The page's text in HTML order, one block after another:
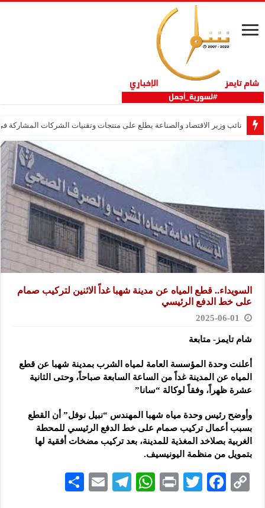
نائب وزير الاقتصاد والصناعة يطلع على منتجات وتقنيات الشركات المشاركة في
السويداء.. قطع المياه عن مدينة شهبا غداً الاثنين لتركيب صمام
على خط الدفع الرئيسي
2025-06-01
شام تايمز- متابعة
أعلنت وحدة المؤسسة العامة لمياه الشرب بمدينة شهبا عن قطع
المياه عن المدينة غداً من الساعة السابعة صباحاً، وحتى الثانية
عشرة ظهراً، وفقاً لوكالة “سانا”
وأوضح رئيس وحدة مياه شهبا المهندس “نبيل نوفل” أن القطع
بسبب أعمال تركيب صمام على خط الدفع الرئيسي للمحطة
الغربية بصلاخد المغذية للمدينة، بعد تركيب مضخات أفقية لها
بتمويل من منظمة اليونيسيف.
C
F
T
P
W
Te
E